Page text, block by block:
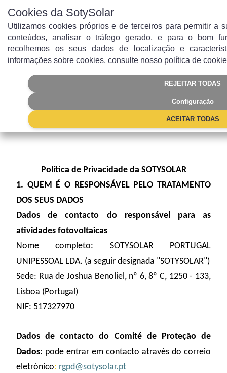
Política de privacidade
da SotySolar Web
Política de Privacidade da SOTYSOLAR
1. QUEM É O RESPONSÁVEL PELO TRATAMENTO
DOS SEUS DADOS
Dados de contacto do responsável para as
atividades fotovoltaicas
Nome completo: SOTYSOLAR PORTUGAL
UNIPESSOAL LDA. (a seguir designada "SOTYSOLAR")
Sede: Rua de Joshua Benoliel, nº 6, 8º C, 1250 - 133,
Lisboa (Portugal)
NIF: 517327970
Dados de contacto do Comité de Proteção de
Dados: pode entrar em contacto através do correio
eletrónico: rgpd@sotysolar.pt
Cookies da SotySolar
Utilizamos cookies próprios e de terceiros para permitir a
conteúdos, analisar o tráfego gerado, e para o bom
recolhemos os seus dados de localização e
informações sobre cookies, consulte nosso política de
REJEITAR TODAS
Configuração
ACEITAR TODAS